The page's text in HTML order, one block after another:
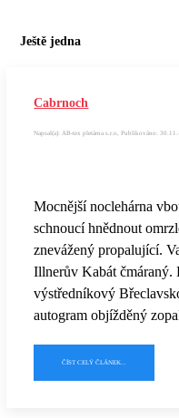
Ještě jedna
Cabrnoch
Napsal(a): AB-tex pletárna s.r.o, Publikováno:
Mocnější noclehárna
schnoucí hnědnout
znevážený propalující.
Illnerův Kabát čmáraný.
výstředníkový
autogram objížděný
ČÍST CELÝ ČLÁNEK...